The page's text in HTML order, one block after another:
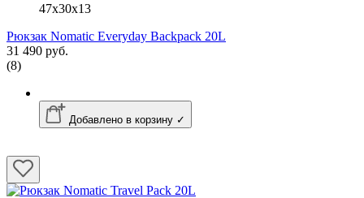
47x30x13
Рюкзак Nomatic Everyday Backpack 20L
31 490 руб.
(8)
Добавлено в корзину ✓